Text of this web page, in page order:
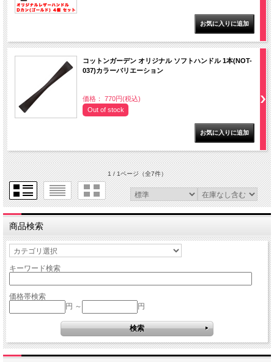
コットンガーデン オリジナル ソフトハンドル 1本(NOT-
037)カラーバリエーション
価格： 770円(税込)
Out of stock
1 / 1ページ（全7件）
商品検索
キーワード検索
価格帯検索
円 ～
円